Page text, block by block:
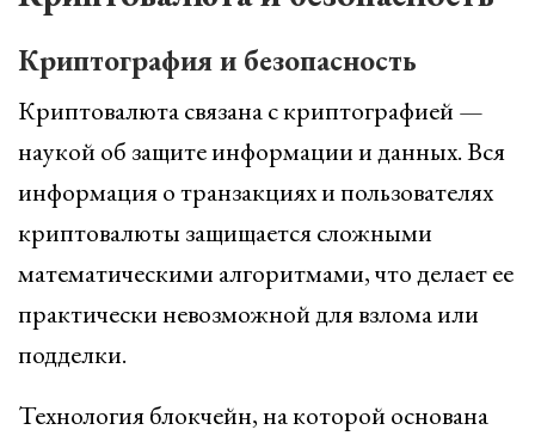
Криптография и безопасность
Криптовалюта связана с криптографией —
наукой об защите информации и данных. Вся
информация о транзакциях и пользователях
криптовалюты защищается сложными
математическими алгоритмами, что делает ее
практически невозможной для взлома или
подделки.
Технология блокчейн, на которой основана